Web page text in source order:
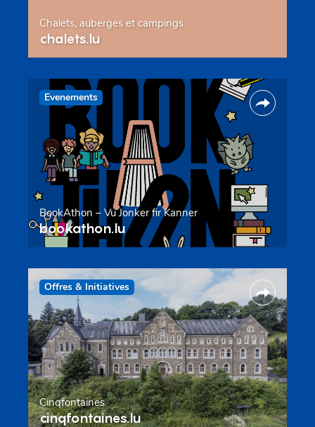
Chalets, auberges et campings
chalets.lu
Evenements
BookAthon – Vu Jonker fir Kanner
bookathon.lu
Offres & Initiatives
Cinqfontaines
cinqfontaines.lu